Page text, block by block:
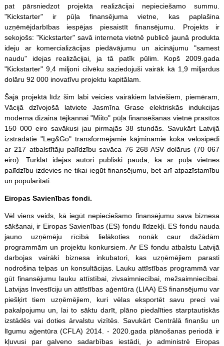
pat pārsniedzot projekta realizācijai nepieciešamo summu.
"Kickstarter" ir pūļa finansējuma vietne, kas paplašina
uzņēmējdarbības iespējas piesaistīt finansējumu. Projekts ir
sekojošs: "Kickstarter" savā interneta vietnē publicē jaunā produkta
ideju ar komercializācijas piedāvājumu un aicinājumu "samest
naudu" idejas realizācijai, ja tā patīk pūlim. Kopš 2009.gada
"Kickstarter" 9,4 miljoni cilvēku saziedojuši vairāk kā 1,9 miljardus
dolāru 92 000 inovatīvu projektu kapitālam.
Šajā projektā līdz šim labi veicies vairākiem latviešiem, piemēram,
Vācijā dzīvojošā latviete Jasmīna Grase elektriskās indukcijas
moderna dizaina tējkannai "Miito" pūļa finansēšanas vietnē prasītos
150 000 eiro savākusi jau pirmajās 38 stundās. Savukārt Latvijā
izstrādātie "Leg&Go" transformējamie kājminamie koka velosipēdi
ar 217 atbalstītāju palīdzību savāca 76 268 ASV dolārus (70 067
eiro). Turklāt idejas autori publiski pauda, ka ar pūļa vietnes
palīdzību izdevies ne tikai iegūt finansējumu, bet arī atpazīstamību
un popularitāti.
Eiropas Savienības fondi.
Vēl viens veids, kā iegūt nepieciešamo finansējumu sava biznesa
sākšanai, ir Eiropas Savienības (ES) fondu līdzekļi. ES fondu nauda
jauno uzņēmēju rīcībā lielākoties nonāk caur dažādām
programmām un projektu konkursiem. Ar ES fondu atbalstu Latvijā
darbojas vairāki biznesa inkubatori, kas uzņēmējiem parasti
nodrošina telpas un konsultācijas. Lauku attīstības programmā var
gūt finansējumu lauku attīstībai, zivsaimniecībai, mežsaimniecībai.
Latvijas Investīciju un attīstības aģentūra (LIAA) ES finansējumu var
piešķirt tiem uzņēmējiem, kuri vēlas eksportēt savu preci vai
pakalpojumu un, lai to sāktu darīt, plāno piedalīties starptautiskās
izstādēs vai doties ārvalstu vizītēs. Savukārt Centrālā finanšu un
līgumu aģentūra (CFLA) 2014. - 2020.gada plānošanas periodā ir
kļuvusi par galveno sadarbības iestādi, jo administrē Eiropas